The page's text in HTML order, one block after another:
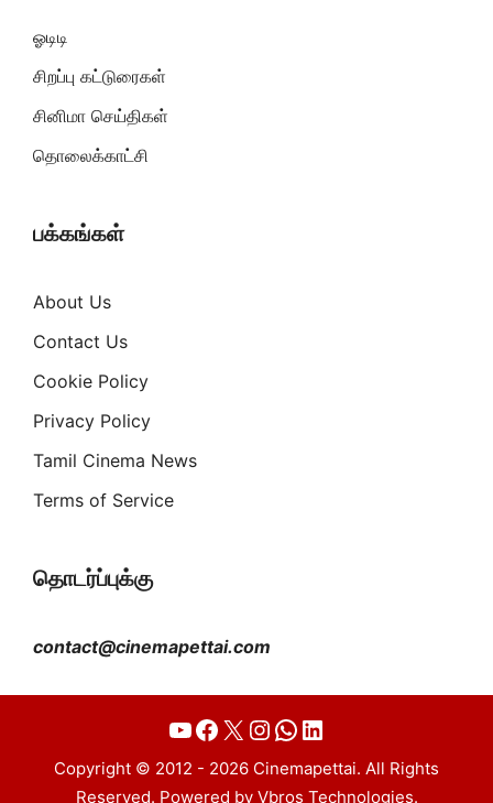
ஓடிடி
சிறப்பு கட்டுரைகள்
சினிமா செய்திகள்
தொலைக்காட்சி
பக்கங்கள்
About Us
Contact Us
Cookie Policy
Privacy Policy
Tamil Cinema News
Terms of Service
தொடர்ப்புக்கு
contact@cinemapettai.com
YouTube
Facebook
X Instagram
WhatsApp
LinkedIn
Copyright © 2012 - 2026 Cinemapettai. All Rights
Reserved. Powered by Vbros Technologies.